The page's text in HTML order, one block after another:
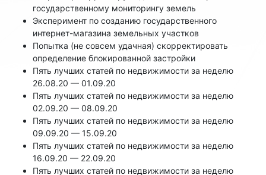
государственному мониторингу земель
Эксперимент по созданию государственного
интернет-магазина земельных участков
Попытка (не совсем удачная) скорректировать
определение блокированной застройки
Пять лучших статей по недвижимости за неделю
26.08.20 — 01.09.20
Пять лучших статей по недвижимости за неделю
02.09.20 — 08.09.20
Пять лучших статей по недвижимости за неделю
09.09.20 — 15.09.20
Пять лучших статей по недвижимости за неделю
16.09.20 — 22.09.20
Пять лучших статей по недвижимости за неделю